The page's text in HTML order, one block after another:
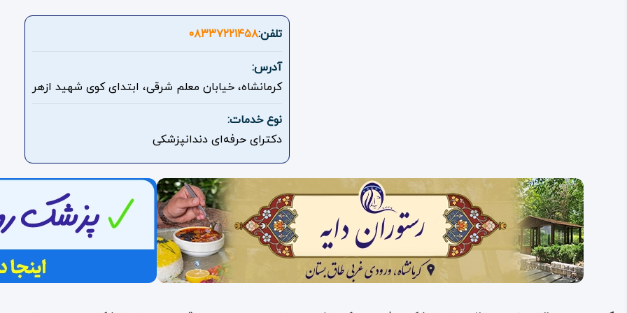
تلفن:۰۸۳۳۷۲۲۱۴۵۸
آدرس:
کرمانشاه، خیابان معلم شرقی، ابتدای کوی شهید ازهر
نوع خدمات:
دکترای حرفه‌ای دندانپزشکی